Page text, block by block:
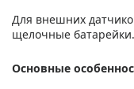
Для внешних
щелочные батарейки.
Основные